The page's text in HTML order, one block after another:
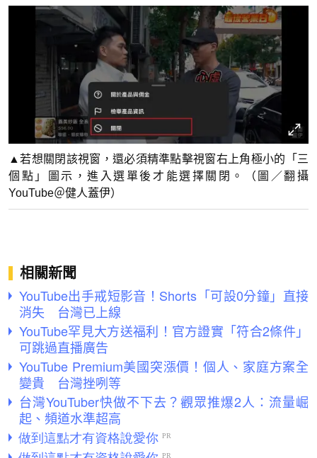
▲若想關閉該視窗，還必須精準點擊視窗右上角極小的「三
個點」圖示，進入選單後才能選擇關閉。（圖／翻攝
YouTube＠健人蓋伊）
相關新聞
YouTube出手戒短影音！Shorts「可設0分鐘」直接
消失 台灣已上線
YouTube罕見大方送福利！官方證實「符合2條件」
可跳過直播廣告
YouTube Premium美國突漲價！個人、家庭方案全
變貴 台灣挫咧等
台灣YouTuber快做不下去？觀眾推爆2人：流量崛
起、頻道水準超高